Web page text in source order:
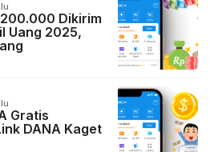
Dikirim
Uang 2025,
Gratis
DANA Kaget